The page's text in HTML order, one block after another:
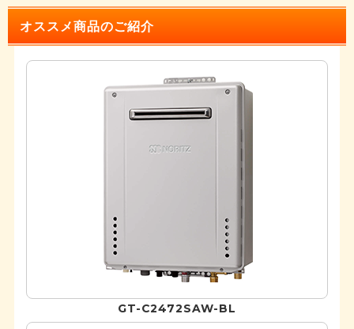
オススメ商品のご紹介
GT-C2472SAW-BL